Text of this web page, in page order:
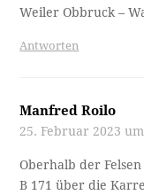
Weiler Obbruck –
Antworten
Manfred Roilo
25. Februar 2023
Oberhalb der
B 171 über die